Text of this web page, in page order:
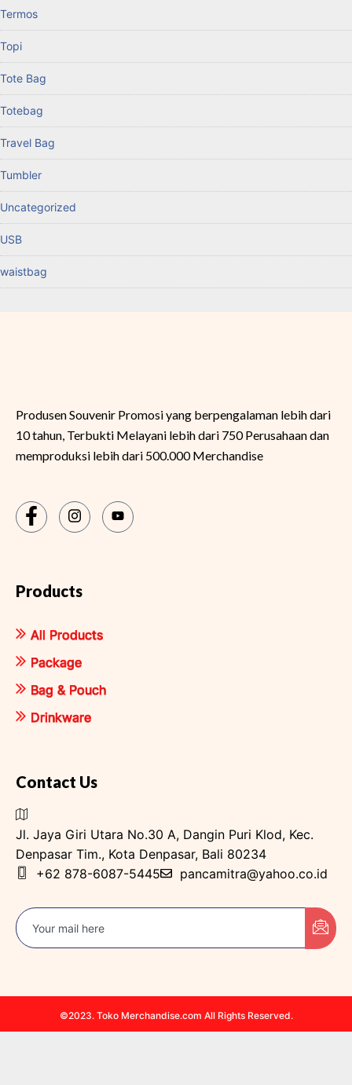
Termos
Topi
Tote Bag
Totebag
Travel Bag
Tumbler
Uncategorized
USB
waistbag
Produsen Souvenir Promosi yang berpengalaman lebih dari
10 tahun, Terbukti Melayani lebih dari 750 Perusahaan dan
memproduksi lebih dari 500.000 Merchandise
Products
All Products
Package
Bag & Pouch
Drinkware
Contact Us
Jl. Jaya Giri Utara No.30 A, Dangin Puri Klod, Kec.
Denpasar Tim., Kota Denpasar, Bali 80234
+62 878-6087-5445
pancamitra@yahoo.co.id
©2023. Toko Merchandise.com All Rights Reserved.